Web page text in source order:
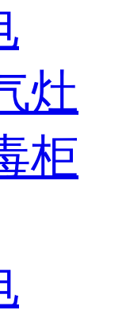
灶
柜